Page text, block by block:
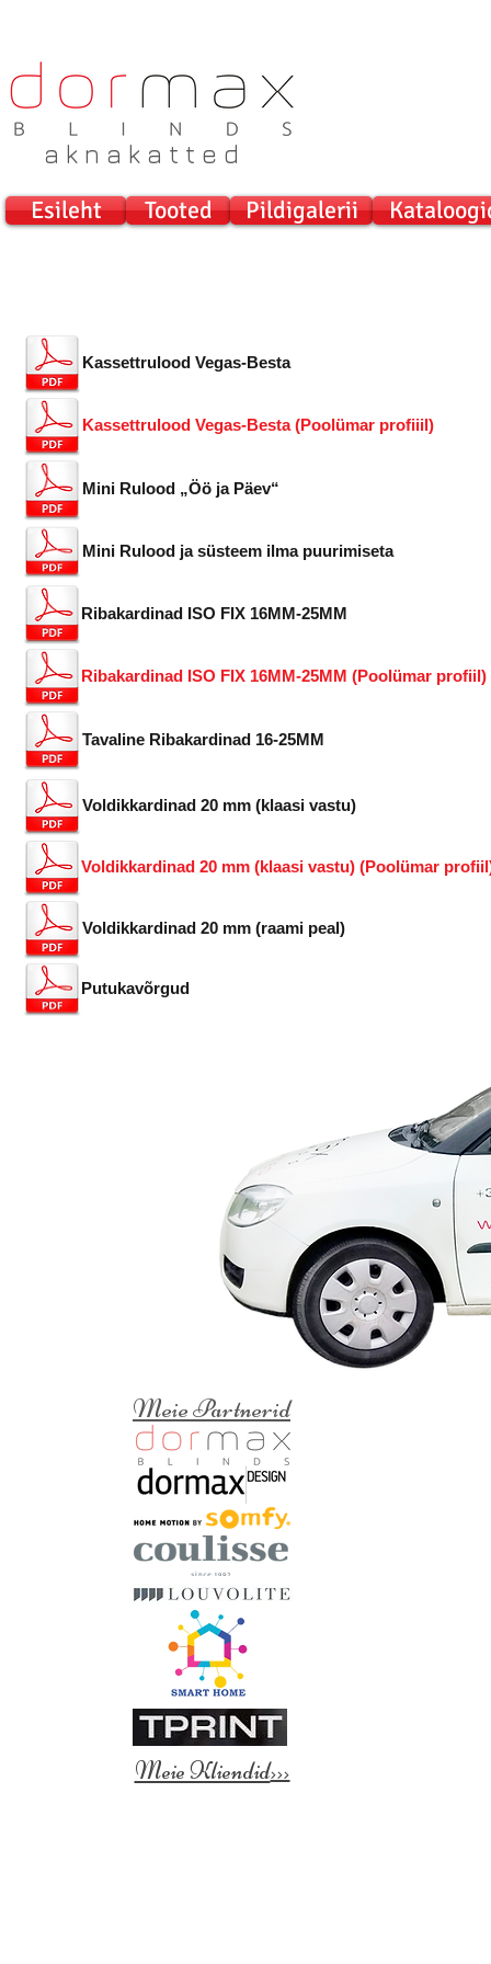
a k n a k a t t e d
Esileht Tooted Pildigalerii
Kassettrulood Vegas-Besta
Kassettrulood Vegas-Besta (Poolümar profiiil)
Mini Rulood „Öö ja Päev“
Mini Rulood ja süsteem ilma puurimiseta
Ribakardinad ISO FIX 16MM-25MM
Ribakardinad ISO FIX 16MM-25MM (Poolümar profiil)
Tavaline Ribakardinad 16-25MM
Voldikkardinad 20 mm (klaasi vastu)
Voldikkardinad 20 mm (klaasi vastu) (Poolümar
Voldikkardinad 20 mm (raami peal)
Putukavõrgud
Meie Partnerid
Meie Kliendid>>>